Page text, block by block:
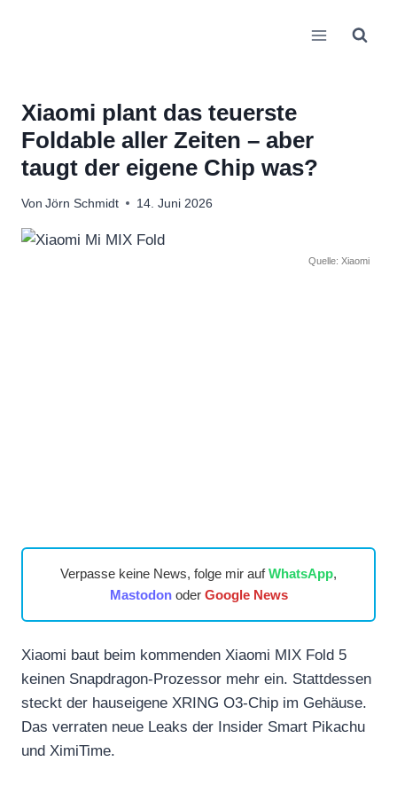
Xiaomi plant das teuerste
Foldable aller Zeiten – aber
taugt der eigene Chip was?
Von Jörn Schmidt 14. Juni 2026
Quelle: Xiaomi
Verpasse keine News, folge mir aufWhatsApp,
Mastodonoder Google News
Xiaomi baut beim kommenden Xiaomi MIX Fold 5
keinen Snapdragon-Prozessor mehr ein. Stattdessen
steckt der hauseigene XRING O3-Chip im Gehäuse.
Das verraten neue Leaks der Insider Smart Pikachu
und XimiTime.